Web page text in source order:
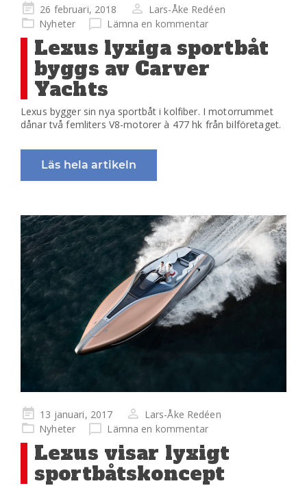
Publicerad
på
26 februari, 2018
Lars-Åke Redéen
Nyheter
Lämna en kommentar
Lexus lyxiga sportbåt
byggs av Carver
Yachts
Lexus bygger sin nya sportbåt i kolfiber. I motorrummet
dånar två femliters V8-motorer à 477 hk från bilföretaget.
Läs hela artikeln
Publicerad
på
13 januari, 2017
Lars-Åke Redéen
Nyheter
Lämna en kommentar
Lexus visar lyxigt
sportbåtskoncept